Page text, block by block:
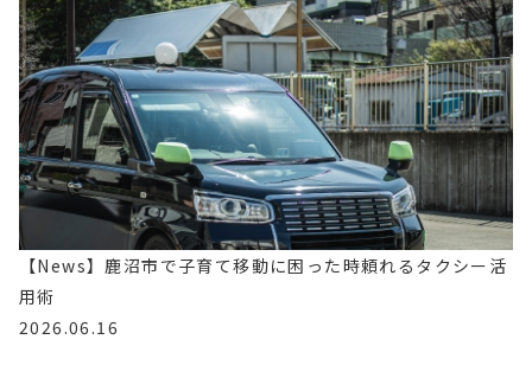
【News】鹿沼市で子育て移動に困った時頼れるタクシー活
用術
2026.06.16